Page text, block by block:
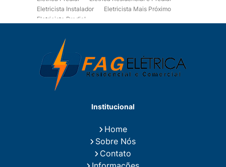
Eletricista Instalador
Eletricista Mais Próximo
Eletricista Predial
Eletricista Residencial
Eletricista Residencial E Predial
Eletricistas de Manutenção
Empresa de Instalações Elétricas
Empresa de Manutenção Eletrica
Empresa de Prestação de Serviços Eletricos
Fiação para Instalação Eletrica Residencial
Instalação de Energia Solar Residencial Preço
Instalação de Painel Solar
Instalação de Placa Solar
Instalação de Sistema Fotovoltaico
Institucional
Home
Sobre Nós
Contato